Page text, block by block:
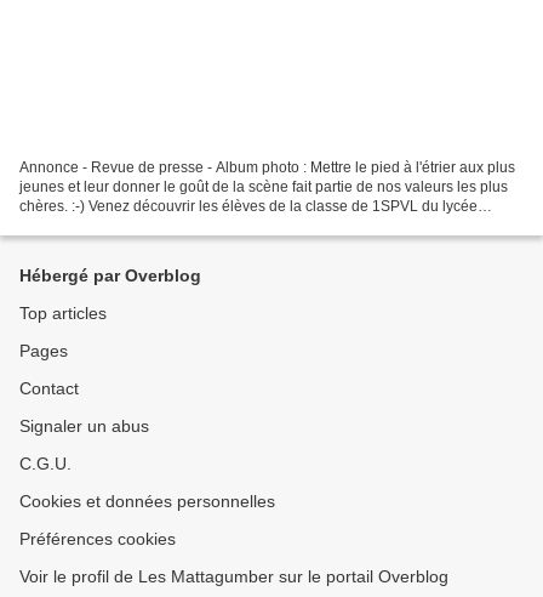
Annonce - Revue de presse - Album photo : Mettre le pied à l'étrier aux plus
jeunes et leur donner le goût de la scène fait partie de nos valeurs les plus
chères. :-) Venez découvrir les élèves de la classe de 1SPVL du lycée
Hébergé par Overblog
Top articles
Pages
Contact
Signaler un abus
C.G.U.
Cookies et données personnelles
Préférences cookies
Voir le profil de Les Mattagumber sur le portail Overblog